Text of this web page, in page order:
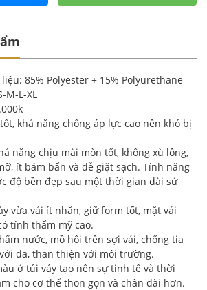
85% Polyester + 15% Polyurethane
M-L-XL
khả năng chống áp lực cao nên khó bị
năng chịu mài mòn tốt, không xù lông,
ít bám bẩn và dễ giặt sạch. Tính năng
độ bền đẹp sau một thời gian dài sử
vừa vải ít nhăn, giữ form tốt, mặt vải
tính thẩm mỹ cao.
nước, mồ hôi trên sợi vải, chống tia
da, than thiện với môi trường.
ở túi váy tạo nên sự tinh tế và thời
cho cơ thể thon gọn và chân dài hơn.